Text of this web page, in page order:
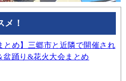
メ！
とめ】三郷市と近隣で開催され
盆踊り&花火大会まとめ